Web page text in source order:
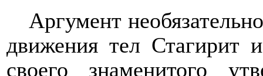
Аргумент
движения тел Стагирит
своего знаменитого